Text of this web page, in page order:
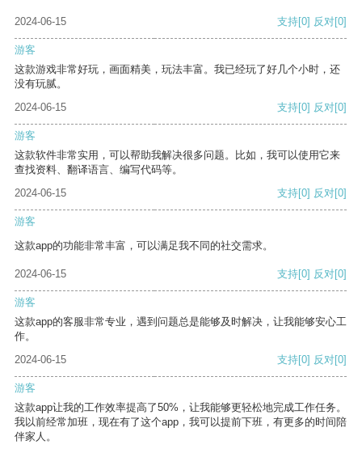
2024-06-15 支持[0] 反对[0]
游客
这款游戏非常好玩，画面精美，玩法丰富。我已经玩了好几个小时，还
没有玩腻。
2024-06-15
支持[0] 反对[0]
游客
这款软件非常实用，可以帮助我解决很多问题。比如，我可以使用它来
查找资料、翻译语言、编写代码等。
2024-06-15
支持[0] 反对[0]
游客
这款app的功能非常丰富，可以满足我不同的社交需求。
2024-06-15 支持[0] 反对[0]
游客
这款app的客服非常专业，遇到问题总是能够及时解决，让我能够安心工
作。
2024-06-15
支持[0] 反对[0]
游客
这款app让我的工作效率提高了50%，让我能够更轻松地完成工作任务。
我以前经常加班，现在有了这个app，我可以提前下班，有更多的时间陪
伴家人。